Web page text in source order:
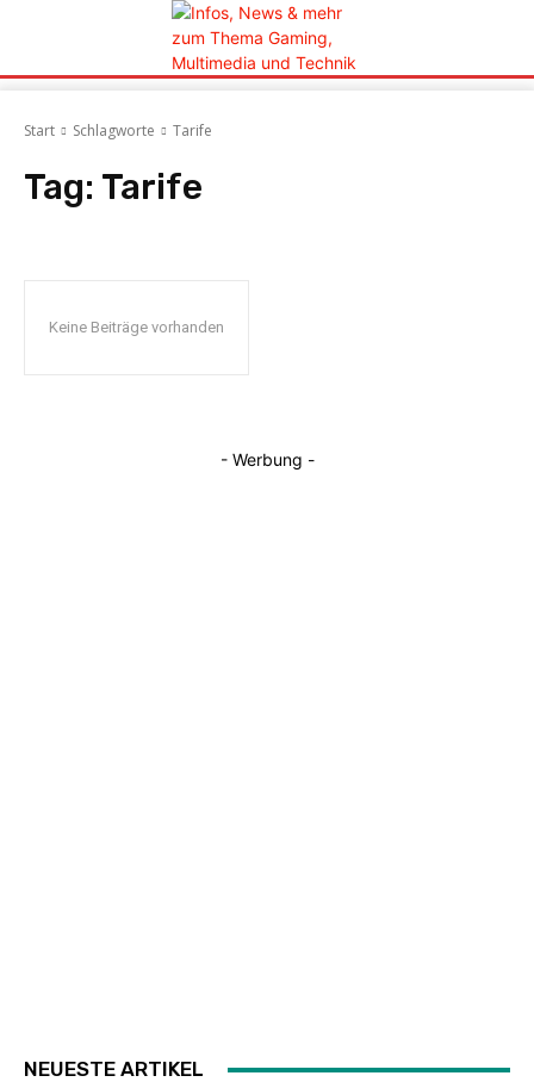
Start Schlagworte Tarife
Tag: Tarife
Keine Beiträge vorhanden
- Werbung -
NEUESTE ARTIKEL